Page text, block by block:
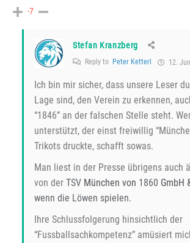
-7
Stefan Kranzberg
Reply to Peter Ketterl 12.
Ich bin mir sicher, dass unsere Leser
Lage sind, den Verein zu erkennen,
“1846” an der falschen Stelle steht.
unterstützt, der einst freiwillig
Trikots druckte, schafft sowas.
Man liest in der Presse übrigens auch
von der TSV München von 1860 GmbH
wenn die Löwen spielen.
Ihre Schlussfolgerung hinsichtlich der
“Fussballsachkompetenz” amüsiert